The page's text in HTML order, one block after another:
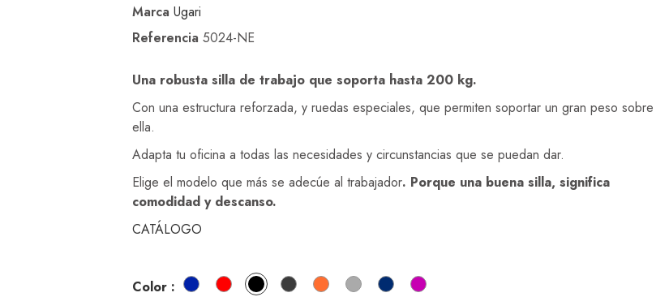
Marca Ugari
Referencia 5024-NE
Una robusta silla de trabajo que soporta hasta 200 kg.
Con una estructura reforzada, y ruedas especiales, que permiten soportar un gran peso sobre
ella.
Adapta tu oficina a todas las necesidades y circunstancias que se puedan dar.
Elige el modelo que más se adecúe al trabajador. Porque una buena silla, significa
comodidad y descanso.
CATÁLOGO
Color : azul rojo negrogris naranjagris
petróleomorado